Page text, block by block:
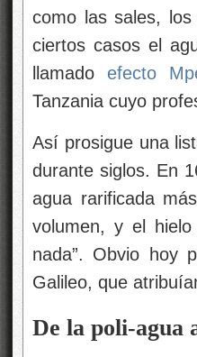
como las sales,
ciertos casos el
llamado efecto
Tanzania cuyo
Así prosigue una
durante siglos. En
agua rarificada
volumen, y el
nada”. Obvio hoy
Galileo, que
De la poli-agua